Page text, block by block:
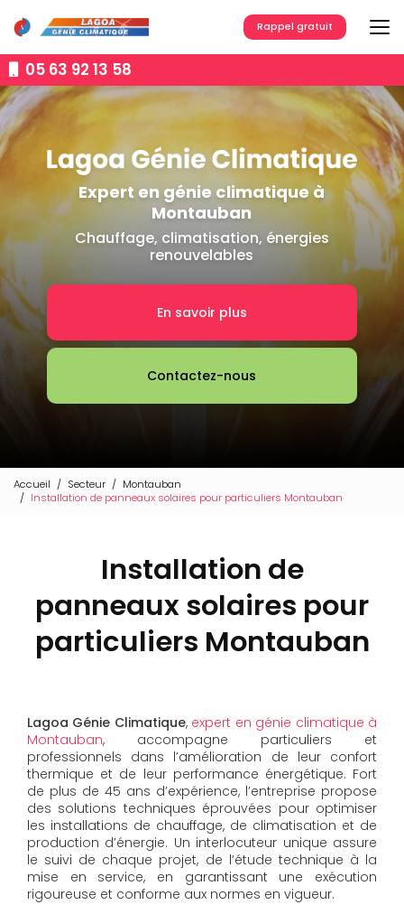
au
contenu
principal05 63 92 13 58
Rappel gratuit
Expert en génie climatique à
Montauban
Chauffage, climatisation, énergies
renouvelables
En savoir plus
Contactez-nous
Accueil Secteur
Montauban
Installation de panneaux solaires pour particuliers Montauban
Installation de
panneaux solaires pour
particuliers Montauban
Lagoa Génie Climatique, expert en génie climatique à
Montauban, accompagne particuliers et
professionnels dans l’amélioration de leur confort
thermique et de leur performance énergétique. Fort
de plus de 45 ans d’expérience, l’entreprise propose
des solutions techniques éprouvées pour optimiser
les installations de chauffage, de climatisation et de
production d’énergie. Un interlocuteur unique assure
le suivi de chaque projet, de l’étude technique à la
mise en service, en garantissant une exécution
rigoureuse et conforme aux normes en vigueur.